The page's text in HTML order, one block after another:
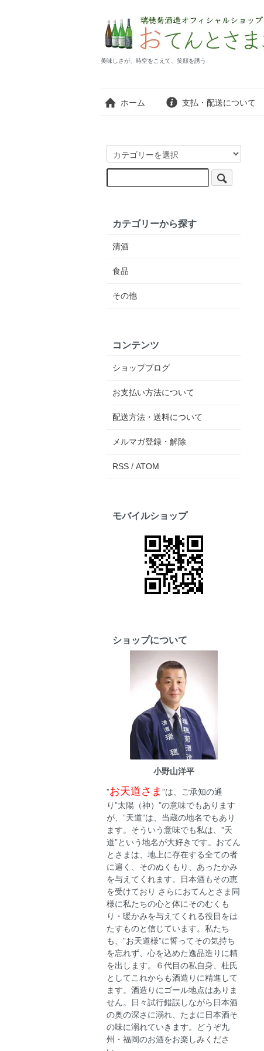
美味しさが、時空をこえて、笑顔を誘う
ホーム 支払・配送について
カテゴリーから探す
清酒
食品
その他
コンテンツ
ショップブログ
お支払い方法について
配送方法・送料について
メルマガ登録・解除
RSS / ATOM
モバイルショップ
ショップについて
小野山洋平
”お天道さま ”は、ご承知の通
り”太陽（神）”の意味でもあります
が、”天道”は、当蔵の地名でもあり
ます。そういう意味でも私は、”天
道”という地名が大好きです。おてん
とさまは、地上に存在する全ての者
に遍く、そのぬくもり、あったかみ
を与えてくれます。日本酒もその恵
を受けており さらにおてんとさま同
様に私たちの心と体にそのむくも
り・暖かみを与えてくれる役目をは
たすものと信じています。私たち
も、”お天道様”に誓ってその気持ち
を忘れず、心を込めた逸品造りに精
を出します。６代目の私自身、杜氏
としてこれからも酒造りに精進して
ます。酒造りにゴール地点はありま
せん。日々試行錯誤しながら日本酒
の奥の深さに溺れ、たまに日本酒そ
の味に溺れていきます。どうぞ九
州・福岡のお酒をお楽しみくださ